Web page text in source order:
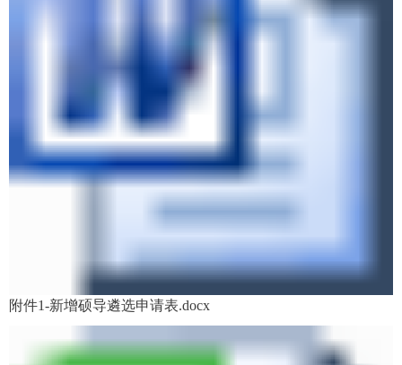
附件1-新增硕导遴选申请表.docx